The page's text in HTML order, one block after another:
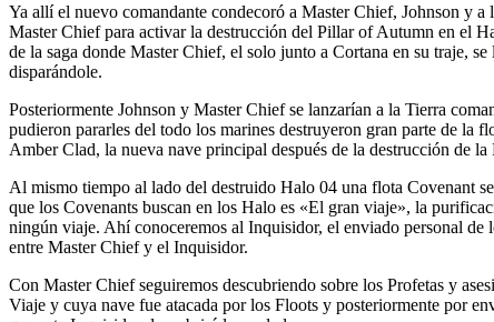
Ya allí el nuevo comandante condecoró a Master Chief, Johnson y
Master Chief para activar la destrucción del Pillar of Autumn en el
de la saga donde Master Chief, el solo junto a Cortana en su traje,
disparándole.
Posteriormente Johnson y Master Chief se lanzarían a la Tierra
pudieron pararles del todo los marines destruyeron gran parte de la
Amber Clad, la nueva nave principal después de la destrucción de
Al mismo tiempo al lado del destruido Halo 04 una flota Covenant
que los Covenants buscan en los Halo es «El gran viaje», la
ningún viaje. Ahí conoceremos al Inquisidor, el enviado personal
entre Master Chief y el Inquisidor.
Con Master Chief seguiremos descubriendo sobre los Profetas y
Viaje y cuya nave fue atacada por los Floots y posteriormente por